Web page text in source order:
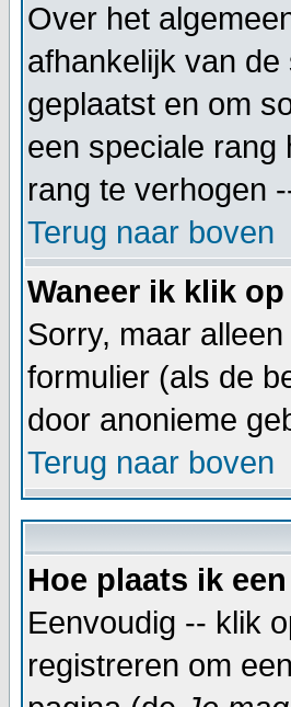
Over het
afhankelijk van
geplaatst en om
een speciale rang
rang te verhogen
Terug naar boven
Waneer ik klik
Sorry, maar
formulier (als de
door anonieme
Terug naar boven
Hoe plaats ik
Eenvoudig -- klik
registreren om